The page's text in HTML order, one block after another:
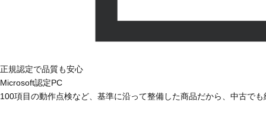
正規認定で品質も安心
Microsoft認定PC
100項目の動作点検など、基準に沿って整備した商品だから、中古で